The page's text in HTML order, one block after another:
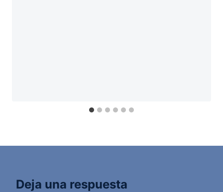
Deja una respuesta